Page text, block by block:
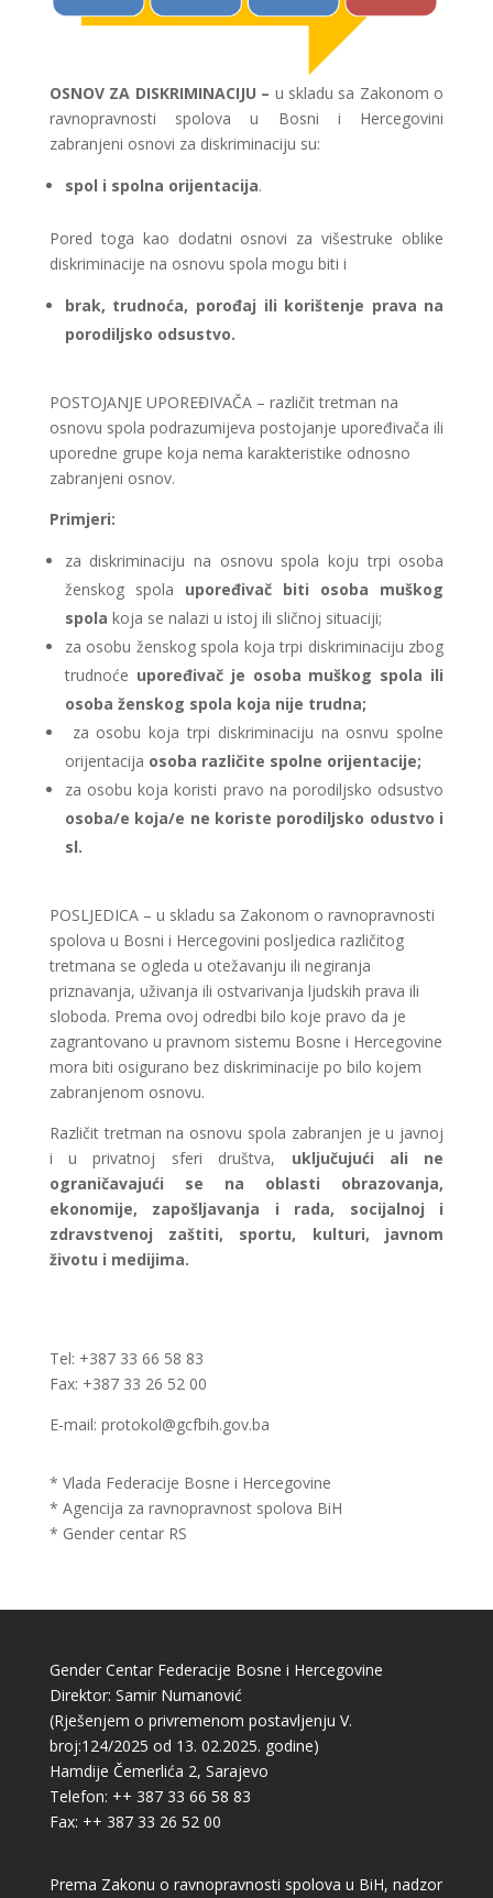
OSNOV ZA DISKRIMINACIJU – u skladu sa Zakonom o
ravnopravnosti spolova u Bosni i Hercegovini
zabranjeni osnovi za diskriminaciju su:
spol i spolna orijentacija.
Pored toga kao dodatni osnovi za višestruke oblike
diskriminacije na osnovu spola mogu biti i
brak, trudnoća, porođaj ili korištenje prava na
porodiljsko odsustvo.
POSTOJANJE UPOREĐIVAČA– različit tretman na
osnovu spola podrazumijeva postojanje upoređivača ili
uporedne grupe koja nema karakteristike odnosno
zabranjeni osnov.
Primjeri:
za diskriminaciju na osnovu spola koju trpi osoba
ženskog spola upoređivač biti osoba muškog
spola koja se nalazi u istoj ili sličnoj situaciji;
za osobu ženskog spola koja trpi diskriminaciju zbog
trudnoće upoređivač je osoba muškog spola ili
osoba ženskog spola koja nije trudna;
za osobu koja trpi diskriminaciju na osnvu spolne
orijentacija osoba različite spolne orijentacije;
za osobu koja koristi pravo na porodiljsko odsustvo
osoba/e koja/e ne koriste porodiljsko odustvo i
sl.
POSLJEDICA – u skladu sa Zakonom o ravnopravnosti
spolova u Bosni i Hercegovini posljedica različitog
tretmana se ogleda u otežavanju ili negiranja
priznavanja, uživanja ili ostvarivanja ljudskih prava ili
sloboda. Prema ovoj odredbi bilo koje pravo da je
zagrantovano u pravnom sistemu Bosne i Hercegovine
mora biti osigurano bez diskriminacije po bilo kojem
zabranjenom osnovu.
Različit tretman na osnovu spola zabranjen je u javnoj
i u privatnoj sferi društva, uključujući ali ne
ograničavajući se na oblasti obrazovanja,
ekonomije, zapošljavanja i rada, socijalnoj i
zdravstvenoj zaštiti, sportu, kulturi, javnom
životu i medijima.
Tel: +387 33 66 58 83
Fax: +387 33 26 52 00
E-mail: protokol@gcfbih.gov.ba
* Vlada Federacije Bosne i Hercegovine
* Agencija za ravnopravnost spolova BiH
* Gender centar RS
Gender Centar Federacije Bosne i Hercegovine
Direktor: Samir Numanović
(Rješenjem o privremenom postavljenju V.
broj:124/2025 od 13. 02.2025. godine)
Hamdije Čemerlića 2, Sarajevo
Telefon: ++ 387 33 66 58 83
Fax: ++ 387 33 26 52 00
Prema Zakonu o ravnopravnosti spolova u BiH, nadzor